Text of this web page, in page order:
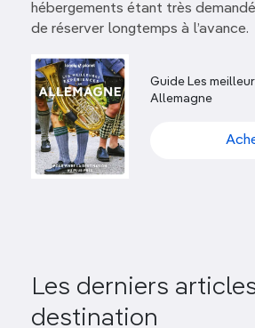
hébergements étant très
de réserver longtemps à l’avance.
Guide Les
Allemagne
Les derniers
destination